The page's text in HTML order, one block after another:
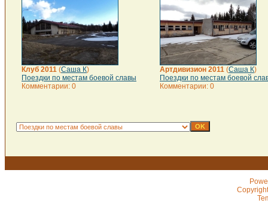
Клуб 2011 (Саша К)
Поездки по местам боевой славы
Комментарии: 0
Артдивизион 2011 (Саша К)
Поездки по местам боевой
Комментарии: 0